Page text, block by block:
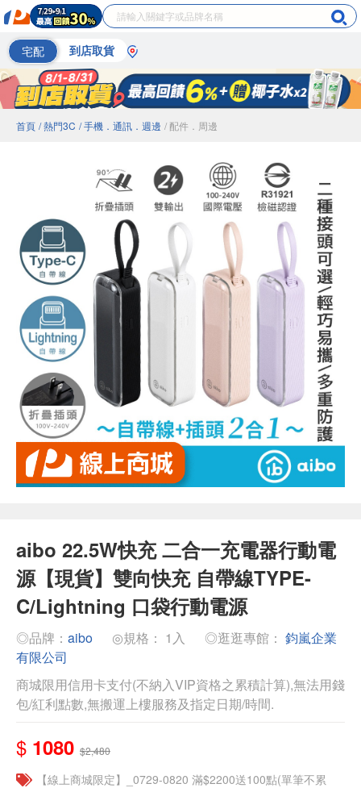
宅配 到店取貨
首頁 / 熱門3C / 手機．通訊．週邊 / 配件．周邊
aibo 22.5W快充 二合一充電器行動電
源【現貨】雙向快充 自帶線TYPE-
C/Lightning 口袋行動電源
◎品牌： aibo ◎規格： 1入 ◎逛逛專館： 鈞嵐企業
有限公司
商城限用信用卡支付(不納入VIP資格之累積計算),無法用錢
包/紅利點數,無搬運上樓服務及指定日期/時間.
$ 1080 $2,480
【線上商城限定】_0729-0820 滿$2200送100點(單筆不累